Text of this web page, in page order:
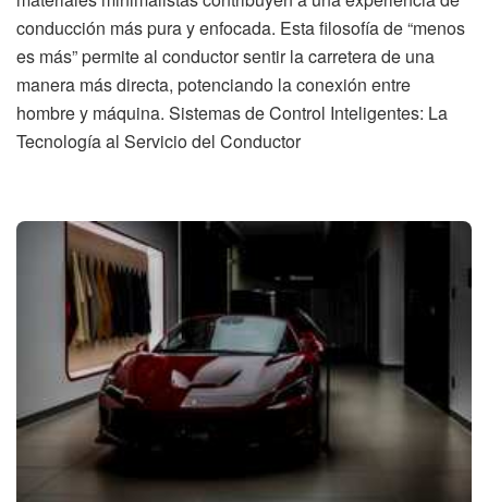
conducción más pura y enfocada. Esta filosofía de “menos
es más” permite al conductor sentir la carretera de una
manera más directa, potenciando la conexión entre
hombre y máquina. Sistemas de Control Inteligentes: La
Tecnología al Servicio del Conductor